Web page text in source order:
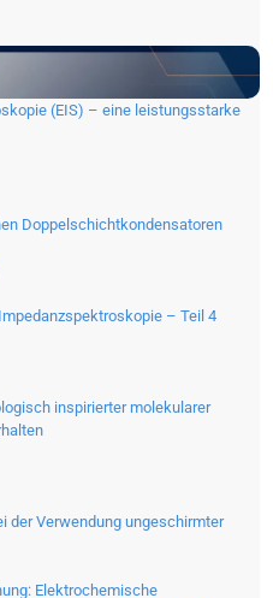
(EIS) – eine leistungsstarke
Doppelschichtkondensatoren
– Teil 4
inspirierter molekularer
der Verwendung ungeschirmter
Elektrochemische